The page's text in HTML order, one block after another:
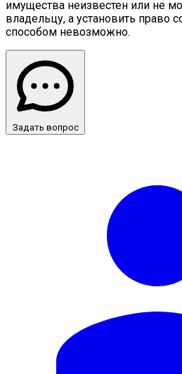
имущества неизвестен или не
владельцу, а установить право
способом невозможно.
Задать вопрос